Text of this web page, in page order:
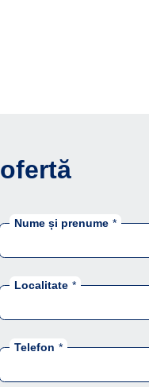
Nume și prenume *
Localitate *
Telefon *